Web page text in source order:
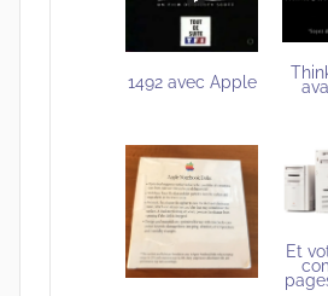
1492 avec Apple
Et